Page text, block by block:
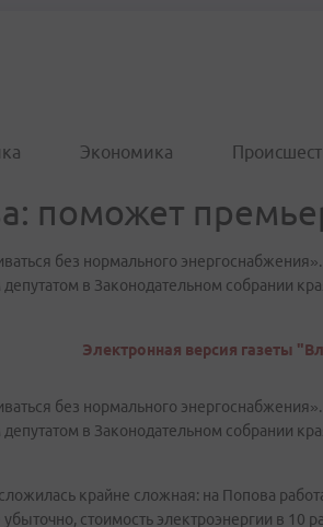
Экономика
поможет
без нормального
депутатом в Законодательном собрании
Электронная версия газеты
без нормального
депутатом в Законодательном собрании
крайне сложная: на Попова
стоимость электроэнергии в 10